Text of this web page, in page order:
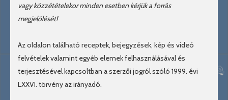
vagy közzétételekor minden esetben kérjük a forrás
megjelölését!
Az oldalon található receptek, bejegyzések, kép és videó
felvételek valamint egyéb elemek felhasználásával és
terjesztésével kapcsoltban a szerzői jogról szóló 1999. évi
LXXVI. törvény az irányadó.